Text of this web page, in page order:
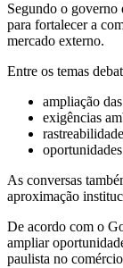
Segundo o governo
para fortalecer a
mercado externo.
Entre os temas
ampliação
exigências
As conversas
aproximação
De acordo com o
ampliar
paulista no